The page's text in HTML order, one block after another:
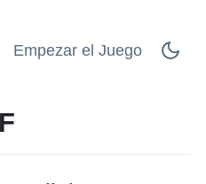
Empezar el Juego